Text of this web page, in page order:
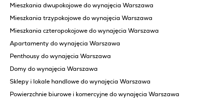
Mieszkania dwupokojowe do wynajęcia Warszawa
Mieszkania trzypokojowe do wynajęcia Warszawa
Mieszkania czteropokojowe do wynajęcia Warszawa
Apartamenty do wynajęcia Warszawa
Penthousy do wynajęcia Warszawa
Domy do wynajęcia Warszawa
Sklepy i lokale handlowe do wynajęcia Warszawa
Powierzchnie biurowe i komercyjne do wynajęcia Warszawa